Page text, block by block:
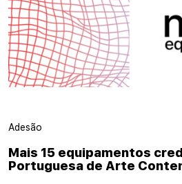
Adesão
Mais 15 equipamentos
Portuguesa de Arte